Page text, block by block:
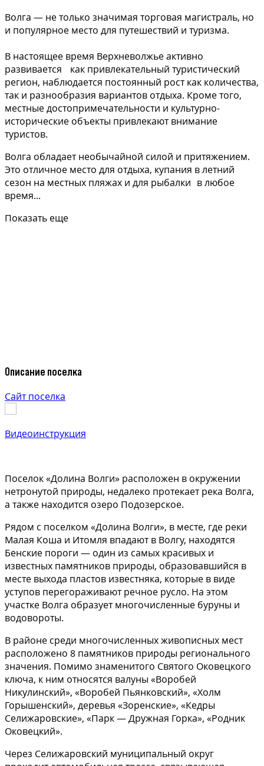
Волга — не только значимая торговая магистраль, но
и популярное место для путешествий и туризма.
В настоящее время Верхневолжье активно
развивается как привлекательный туристический
регион, наблюдается постоянный рост как количества,
так и разнообразия вариантов отдыха. Кроме того,
местные достопримечательности и культурно-
исторические объекты привлекают внимание
туристов.
Волга обладает необычайной силой и притяжением.
Это отличное место для отдыха, купания в летний
сезон на местных пляжах и для рыбалки в любое
время...
Показать еще
Описание поселка
Сайт поселка
Видеоинструкция
Поселок «Долина Волги» расположен в окружении
нетронутой природы, недалеко протекает река Волга,
а также находится озеро Подозерское.
Рядом с поселком «Долина Волги», в месте, где реки
Малая Коша и Итомля впадают в Волгу, находятся
Бенские пороги — один из самых красивых и
известных памятников природы, образовавшийся в
месте выхода пластов известняка, которые в виде
уступов перегораживают речное русло. На этом
участке Волга образует многочисленные буруны и
водовороты.
В районе среди многочисленных живописных мест
расположено 8 памятников природы регионального
значения. Помимо знаменитого Святого Оковецкого
ключа, к ним относятся валуны «Воробей
Никулинский», «Воробей Пьянковский», «Холм
Горышенский», деревья «Зоренские», «Кедры
Селижаровские», «Парк — Дружная Горка», «Родник
Оковецкий».
Через Селижаровский муниципальный округ